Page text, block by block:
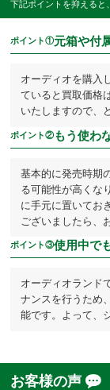
下記ポイントを抑えると
ポイント①元箱や付
オーディオを購入
ていると買取価格
いたしますので、
ポイント②もう使わ
基本的に発売時期
る可能性が高くな
に手元に置いてお
ございましたら、
ポイント③使用中で
オーディオランド
ナンスを行うため
能です。よって、
お客様の声